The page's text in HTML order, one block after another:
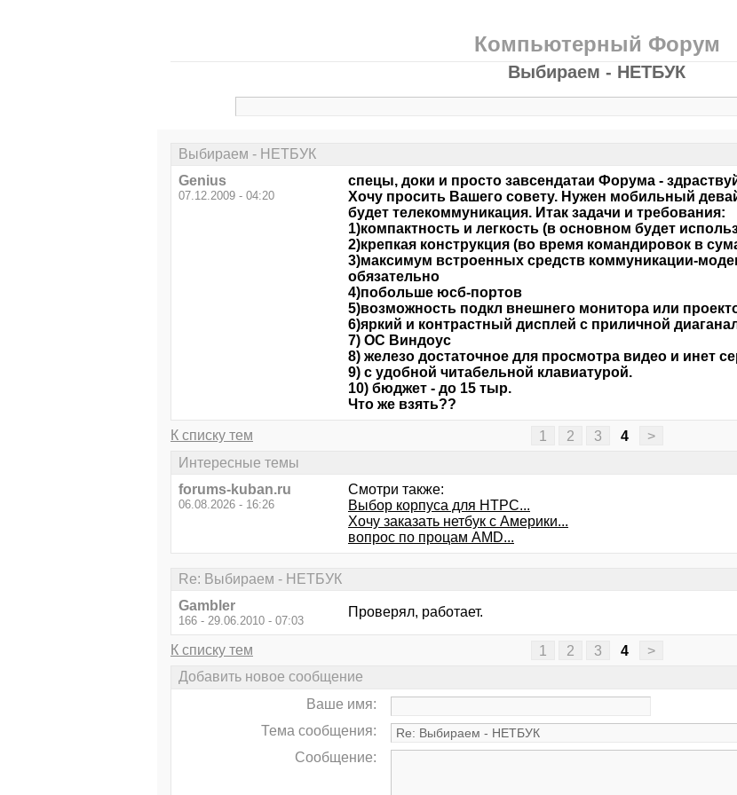
Компьютерный Форум
Выбираем - НЕТБУК
Выбираем - НЕТБУК
Genius
07.12.2009 - 04:20
спецы, доки и просто завсендатаи Форума -
Хочу просить Вашего совету. Нужен мобильный
будет телекоммуникация. Итак задачи и требования:
1)компактность и легкость (в основном будет
2)крепкая конструкция (во время командировок в
3)максимум встроенных средств коммуникации-
обязательно
4)побольше юсб-портов
5)возможность подкл внешнего монитора или
6)яркий и контрастный дисплей с приличной
7) ОС Виндоус
8) железо достаточное для просмотра видео и инет
9) с удобной читабельной клавиатурой.
10) бюджет - до 15 тыр.
Что же взять??
К списку тем 1 2 3 4 >
Интересные темы
forums-kuban.ru
06.08.2026 - 16:26
Смотри также:
Выбор корпуса для HTPC...
Хочу заказать нетбук с Америки...
вопрос по процам AMD...
Re: Выбираем - НЕТБУК
Gambler
166 - 29.06.2010 - 07:03
Проверял, работает.
К списку тем 1 2 3 4 >
Добавить новое сообщение
Ваше имя:
Тема сообщения:
Сообщение: